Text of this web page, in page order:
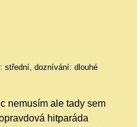
střední, doznívání: dlouhé
nemusím ale tady sem
hitparáda